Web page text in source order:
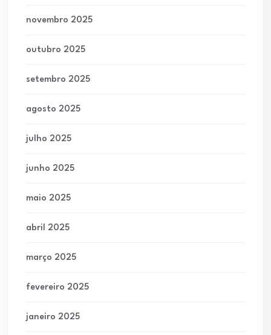
novembro 2025
outubro 2025
setembro 2025
agosto 2025
julho 2025
junho 2025
maio 2025
abril 2025
março 2025
fevereiro 2025
janeiro 2025